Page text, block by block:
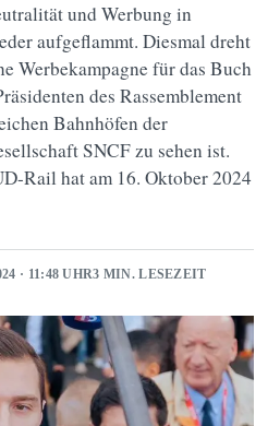
und Werbung in
aufgeflammt. Diesmal dreht
Werbekampagne für das Buch
des Rassemblement
Bahnhöfen der
SNCF zu sehen ist.
Rail hat am 16. Oktober 2024
· 11:48 UHR3 MIN. LESEZEIT